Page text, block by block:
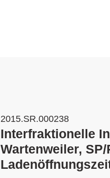
2015.SR.000238
Interfraktionelle
Wartenweiler,